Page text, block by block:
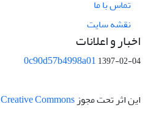
تماس با ما
نقشه سایت
اخبار و اعلانات
0c90d57b4998a011397-02-04
این اثر تحت مجوز Creative Commons ارجاع 4.0 بین‌المللی